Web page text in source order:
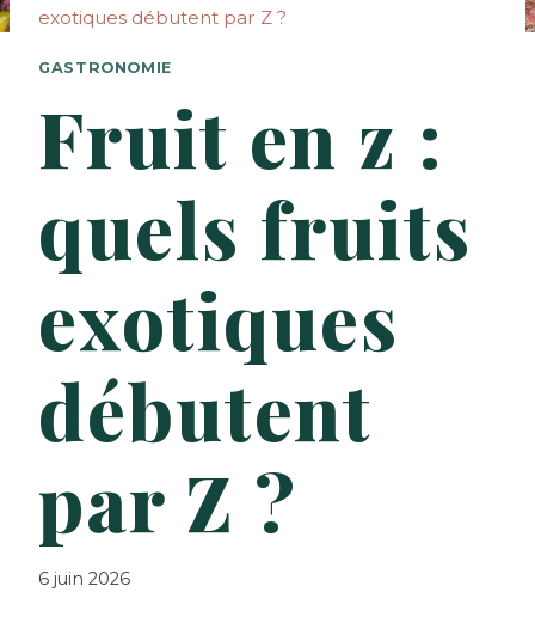
exotiques débutent par Z ?
GASTRONOMIE
Fruit en z :
quels fruits
exotiques
débutent
par Z ?
6 juin 2026